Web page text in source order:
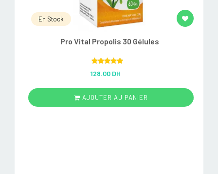
En Stock
Pro Vital Propolis 30 Gélules
out of 5
128.00 DH
AJOUTER AU PANIER